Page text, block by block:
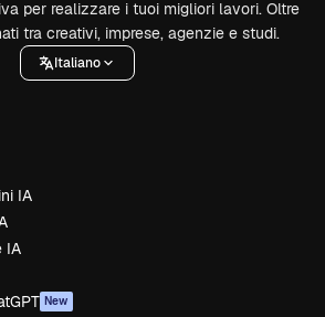
per realizzare i tuoi migliori lavori. Oltre
tra creativi, imprese, agenzie e studi.
Italiano
IA
IA
New